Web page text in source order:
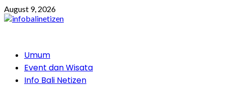
Skip
to
August 9, 2026
PrimaryUmum
Event dan Wisata
Info Bali Netizen